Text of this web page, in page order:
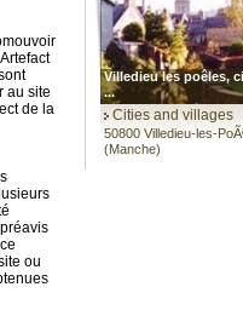
au site
de la
ou
Villedieu les poêles,
...
Cities and villages
50800 Villedieu-les-
(Manche)